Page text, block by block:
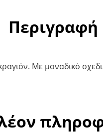
Περιγραφή
Με μοναδικό